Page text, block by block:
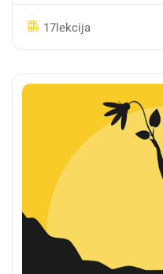
pristup)17lekcija